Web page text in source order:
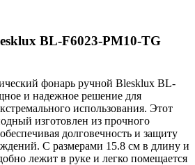
BL-F6023-PM10-TG
фонарь ручной Blesklux BL-
и надежное решение для
использования. Этот
изготовлен из прочного
долговечность и защиту
С размерами 15.8 см в длину и
лежит в руке и легко помещается